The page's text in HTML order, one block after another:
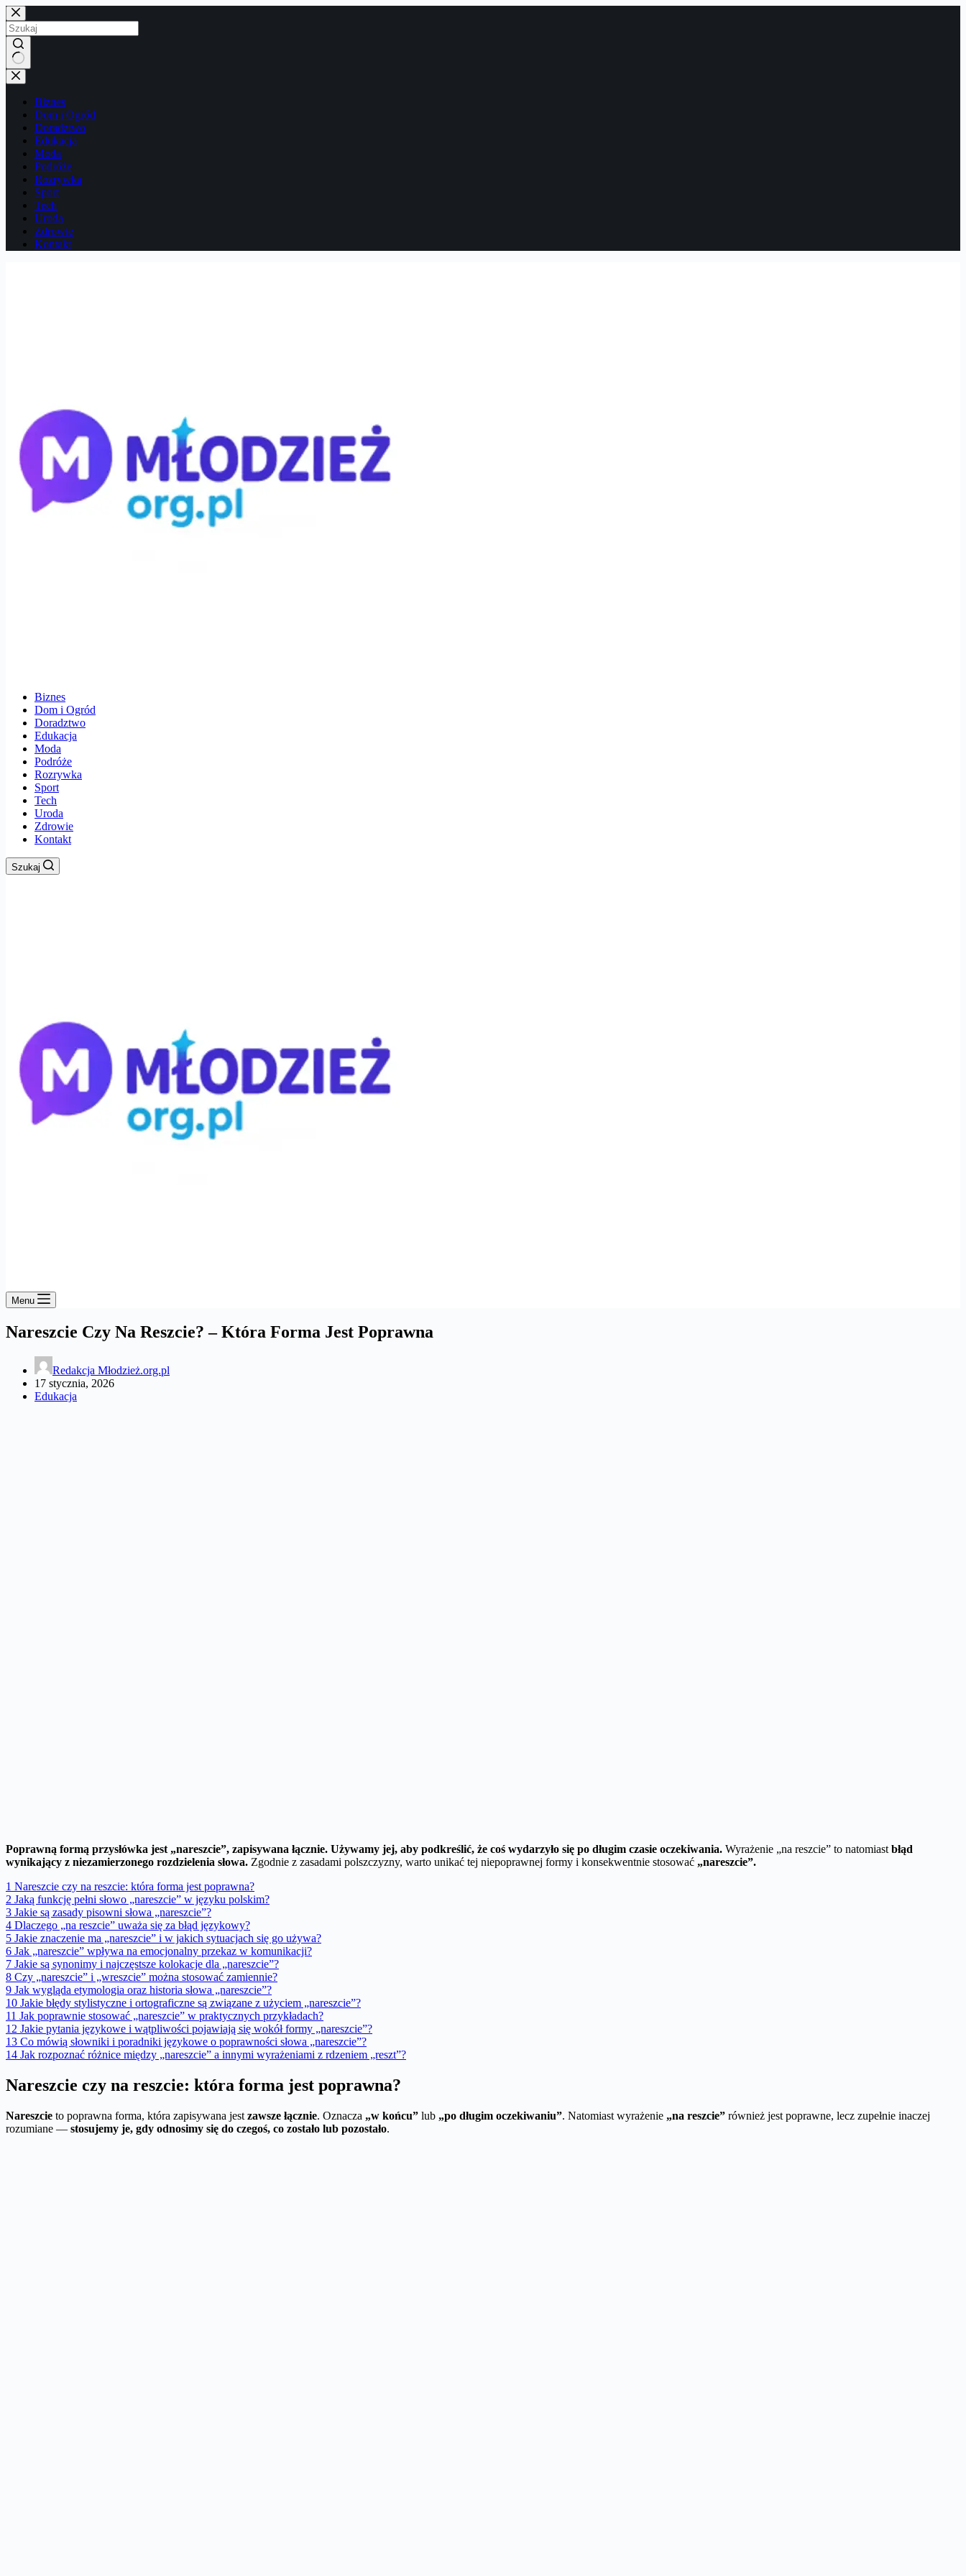
Przejdź
do
treści
Brak
wyników
Biznes
Dom i Ogród
Doradztwo
Edukacja
Moda
Podróże
Rozrywka
Sport
Tech
Uroda
Zdrowie
Kontakt
Biznes
Dom i Ogród
Doradztwo
Edukacja
Moda
Podróże
Rozrywka
Sport
Tech
Uroda
Zdrowie
Kontakt
Szukaj
Menu
Nareszcie Czy Na Reszcie? – Która Forma Jest Poprawna
Redakcja Młodzież.org.pl
17 stycznia, 2026
Edukacja
Poprawną formą przysłówka jest „nareszcie”, zapisywana łącznie. Używamy jej, aby podkreślić, że coś wydarzyło się po długim czasie oczekiwania. Wyrażenie „na reszcie” to natomiast błąd
wynikający z niezamierzonego rozdzielenia słowa. Zgodnie z zasadami polszczyzny, warto unikać tej niepoprawnej formy i konsekwentnie stosować „nareszcie”.
1 Nareszcie czy na reszcie: która forma jest poprawna?
2 Jaką funkcję pełni słowo „nareszcie” w języku polskim?
3 Jakie są zasady pisowni słowa „nareszcie”?
4 Dlaczego „na reszcie” uważa się za błąd językowy?
5 Jakie znaczenie ma „nareszcie” i w jakich sytuacjach się go używa?
6 Jak „nareszcie” wpływa na emocjonalny przekaz w komunikacji?
7 Jakie są synonimy i najczęstsze kolokacje dla „nareszcie”?
8 Czy „nareszcie” i „wreszcie” można stosować zamiennie?
9 Jak wygląda etymologia oraz historia słowa „nareszcie”?
10 Jakie błędy stylistyczne i ortograficzne są związane z użyciem „nareszcie”?
11 Jak poprawnie stosować „nareszcie” w praktycznych przykładach?
12 Jakie pytania językowe i wątpliwości pojawiają się wokół formy „nareszcie”?
13 Co mówią słowniki i poradniki językowe o poprawności słowa „nareszcie”?
14 Jak rozpoznać różnice między „nareszcie” a innymi wyrażeniami z rdzeniem „reszt”?
Nareszcie czy na reszcie: która forma jest poprawna?
Nareszcie to poprawna forma, która zapisywana jest zawsze łącznie. Oznacza „w końcu” lub „po długim oczekiwaniu”. Natomiast wyrażenie „na reszcie” również jest poprawne, lecz zupełnie inaczej
rozumiane — stosujemy je, gdy odnosimy się do czegoś, co zostało lub pozostało.